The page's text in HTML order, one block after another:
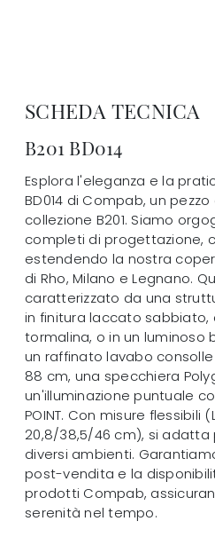
SCHEDA TECNICA
B201 BD014
Esplora l'eleganza e la
BD014 di Compab, un
collezione B201. Siamo
completi di progettazione,
estendendo la nostra
di Rho, Milano e Legnano.
caratterizzato da una
in finitura laccato
tormalina, o in un luminoso
un raffinato lavabo
88 cm, una specchiera
un'illuminazione puntuale
POINT. Con misure flessibili
20,8/38,5/46 cm), si
diversi ambienti.
post-vendita e la
prodotti Compab,
serenità nel tempo.